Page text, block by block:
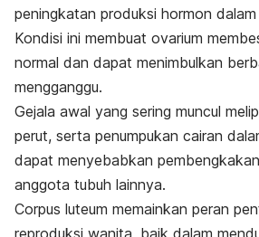
peningkatan produksi hormon
Kondisi ini membuat ovarium
normal dan dapat menimbulkan
mengganggu.
Gejala awal yang sering muncul
perut, serta penumpukan cairan
dapat menyebabkan
anggota tubuh lainnya.
Corpus luteum memainkan peran